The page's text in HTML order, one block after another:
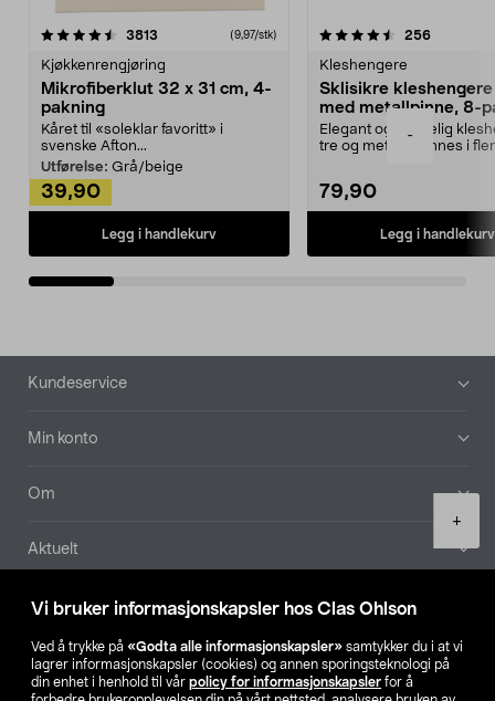
Vi bruker informasjonskapsler hos Clas Ohlson
Ved å trykke på «Godta alle informasjonskapsler» samtykker du i at vi
lagrer informasjonskapsler (cookies) og annen sporingsteknologi på
din enhet i henhold til vår policy for informasjonskapsler for å
-
+
3813 anmeldelser(9,97/stk)
Kjøkkenrengjøring
Mikrofiberklut 32 x 31 cm, 4-
pakning
Kåret til «soleklar favoritt» i
svenske Afton...
Utførelse: Grå/beige
39,90
Legg i handlekurv
4.5av 5 stjerner 256
Kleshengere
Sklisikre
med metallpinne, 8-
Elegant og skikkelig
tre og metall – finnes i
79,90
Legg i handlekurv
4.5av 5 stjerner
Bunntekst
Kundeservice
Min konto
Om
Aktuelt
Våre selskaper
Finn din butikk